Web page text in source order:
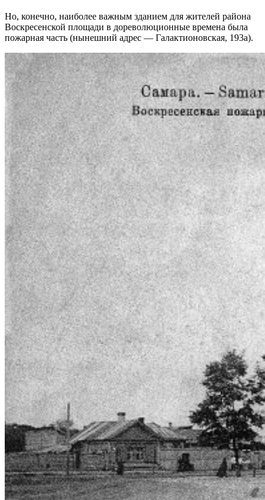
Но, конечно, наиболее важным зданием для жителей района
Воскресенской площади в дореволюционные времена была
пожарная часть (нынешний адрес — Галактионовская, 193а).